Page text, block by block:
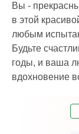
Вы -
в этой
любым
Будьте
годы, и ваша
вдохновение